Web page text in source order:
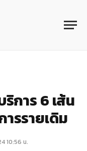
การ 6 เส้น
รรายเดิม
10:56 น.